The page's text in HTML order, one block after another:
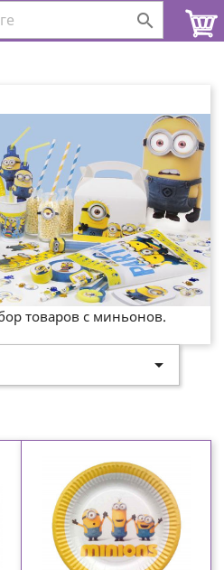

товаров с миньонов.
